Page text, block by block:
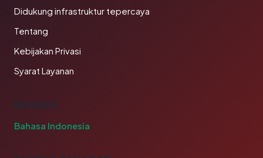
Didukung infrastruktur tepercaya
Tentang
Kebijakan Privasi
Syarat Layanan
BAHASA
Bahasa Indonesia